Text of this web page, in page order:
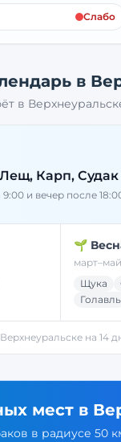
Слабо
в
в
Карп, Судак
и вечер после
🌱
март–май
Щука
Голавль
Верхнеуральске на 14
мест в
в радиусе 50